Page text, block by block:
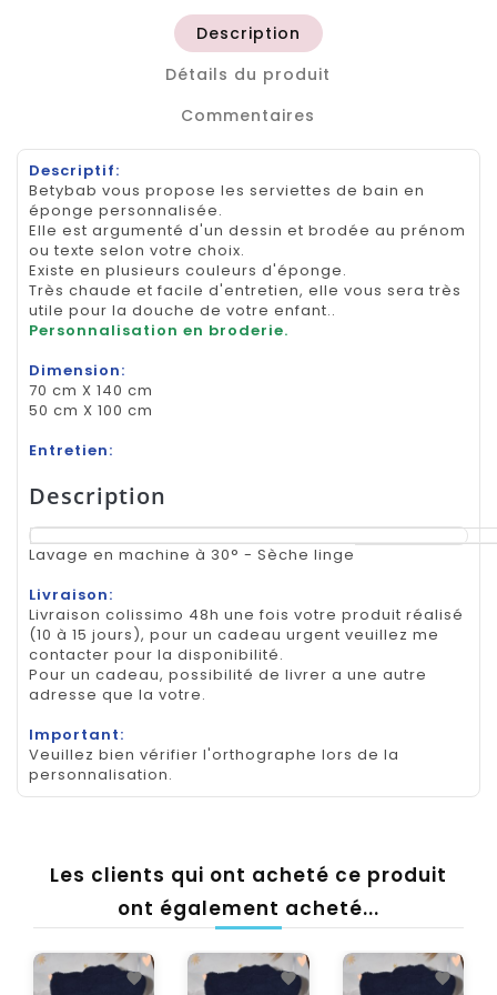
Description
Détails du produit
Commentaires
Descriptif:
Betybab vous propose les serviettes de bain en
éponge personnalisée.
Elle est argumenté d'un dessin et brodée au prénom
ou texte selon votre choix.
Existe en plusieurs couleurs d'éponge.
Très chaude et facile d'entretien, elle vous sera très
utile pour la douche de votre enfant..
Personnalisation en broderie.
Dimension:
70 cm X 140 cm
50 cm X 100 cm
Entretien:
Description
Lavage en machine à 30° - Sèche linge
Livraison:
Livraison colissimo 48h une fois votre produit réalisé
(10 à 15 jours), pour un cadeau urgent veuillez me
contacter pour la disponibilité.
Pour un cadeau, possibilité de livrer a une autre
adresse que la votre.
Important:
Veuillez bien vérifier l'orthographe lors de la
personnalisation.
Les clients qui ont acheté ce produit
ont également acheté...